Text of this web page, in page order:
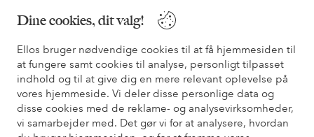
Dine cookies, dit valg!
Ellos bruger nødvendige cookies til at få hjemmesiden til
at fungere samt cookies til analyse, personligt tilpasset
indhold og til at give dig en mere relevant oplevelse på
vores hjemmeside. Vi deler disse personlige data og
disse cookies med de reklame- og analysevirksomheder,
vi samarbejder med. Det gør vi for at analysere, hvordan
* Se tilbudsbetingelser ved registrering
Har du brug for hjælp?
Du kan finde svar på de oftest stillede spørgsmål i vores FAQ.
Du kan også finde oplysninger om, hvordan du kontakter os.